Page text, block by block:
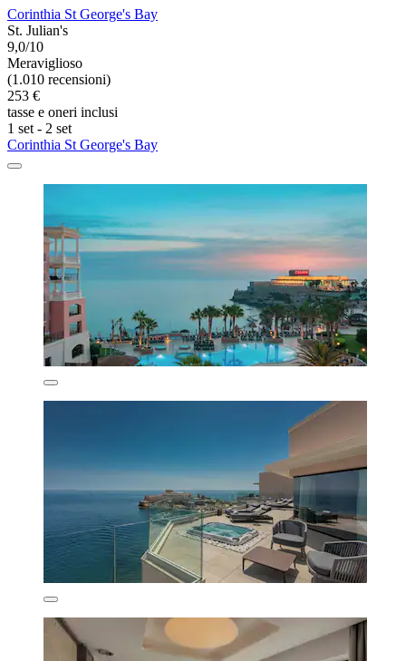
Corinthia St George's Bay
St. Julian's
9,0/10
Meraviglioso
(1.010 recensioni)
253 €
tasse e oneri inclusi
1 set - 2 set
Corinthia St George's Bay